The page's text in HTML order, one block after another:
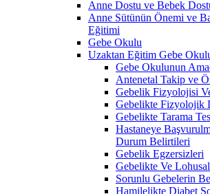
Anne Dostu ve Bebek
Anne Sütünün Önemi ve
Eğitimi
Gebe Okulu
Uzaktan Eğitim Gebe
Gebe Okulunun
Antenetal Takip ve
Gebelik Fizyolojisi
Gebelikte Fizyolojik
Gebelikte Tarama
Hastaneye
Durum Belirtileri
Gebelik Egzersizleri
Gebelikte Ve
Sorunlu Gebelerin
Hamilelikte Diabet